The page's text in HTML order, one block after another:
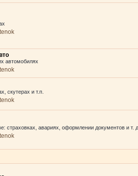
автомобилях
скутерах и т.п.
страховках, авариях, оформлении документов и т.